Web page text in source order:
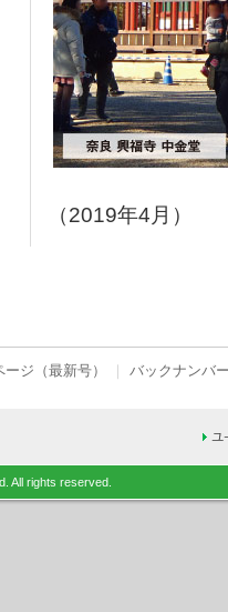
（2019年4月）
ージ（最新号） バックナンバ
All rights reserved.